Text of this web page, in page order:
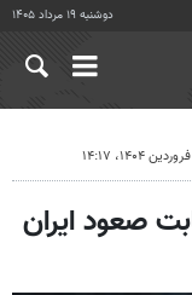
دوشنبه ۱۹ مرداد ۱۴۰۵
صعود ایران